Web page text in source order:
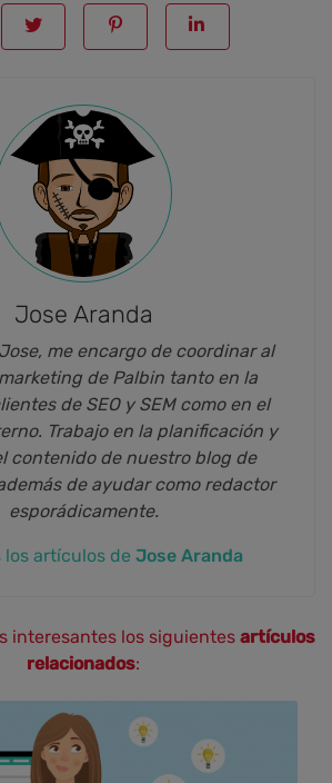
Jose Aranda
me encargo de coordinar al
de Palbin tanto en la
de SEO y SEM como en el
Trabajo en la planificación y
contenido de nuestro blog de
de ayudar como redactor
esporádicamente.
los artículos de Jose Aranda
interesantes los siguientes artículos
relacionados: